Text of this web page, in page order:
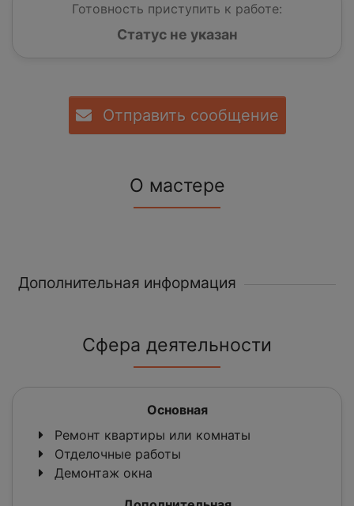
Готовность приступить к работе:
Статус не указан
Отправить сообщение
О мастере
Дополнительная информация
Сфера деятельности
Основная
Ремонт квартиры или комнаты
Отделочные работы
Демонтаж окна